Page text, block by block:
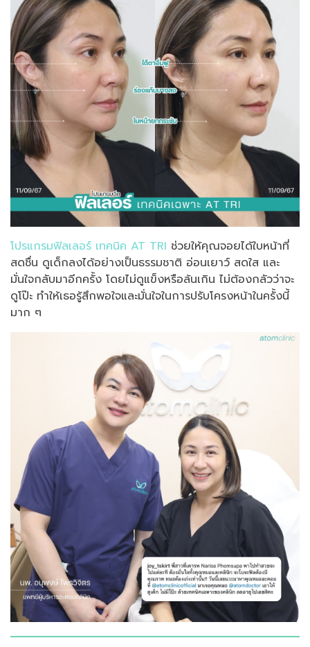
โปรแกรมฟิลเลอร์ เทคนิค AT TRI ช่วยให้คุณจอยได้ใบหน้าที่
สดชื่น ดูเด็กลงได้อย่างเป็นธรรมชาติ อ่อนเยาว์ สดใส และ
มั่นใจกลับมาอีกครั้ง โดยไม่ดูแข็งหรือล้นเกิน ไม่ต้องกลัวว่าจะ
ดูโป๊ะ ทำให้เธอรู้สึกพอใจและมั่นใจในการปรับโครงหน้าในครั้งนี้
มาก ๆ